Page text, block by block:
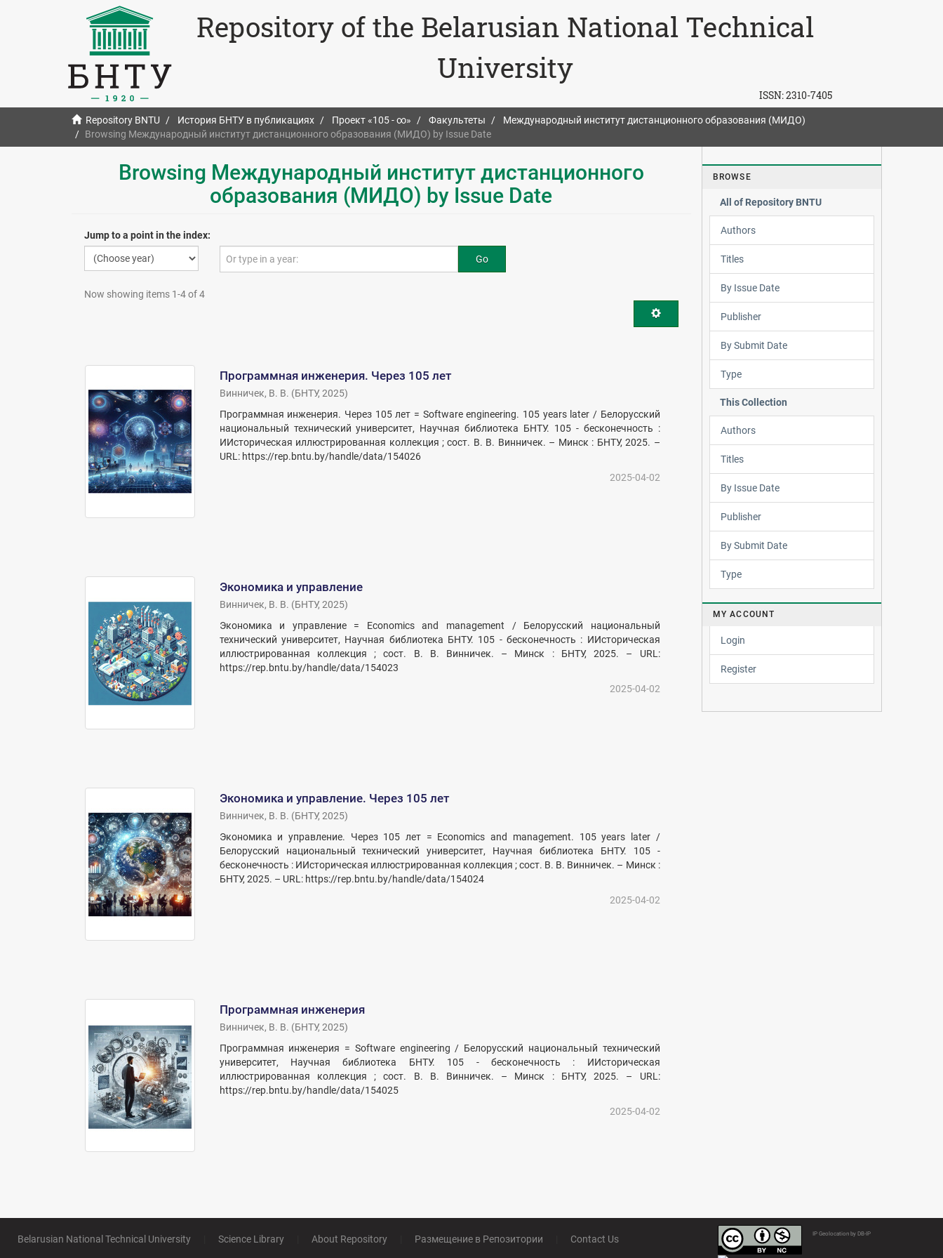
Repository of the Belarusian National Technical
University
ISSN:2310-7405
Repository BNTU История БНТУ в публикациях Проект «105 - ∞» Факультеты
Международный институт дистанционного образования (МИДО)
Browsing Международный институт дистанционного образования (МИДО) by Issue Date
Browsing Международный институт дистанционного
образования (МИДО) by Issue Date
Jump to a point in the index:
Go
Now showing items 1-4 of 4
Программная инженерия. Через 105 лет
Винничек, В. В. (БНТУ, 2025)
Программная инженерия. Через 105 лет = Software engineering. 105 years later / Белорусский
национальный технический университет, Научная библиотека БНТУ. 105 - бесконечность :
ИИсторическая иллюстрированная коллекция ; сост. В. В. Винничек. – Минск : БНТУ, 2025. –
URL: https://rep.bntu.by/handle/data/154026
2025-04-02
Экономика и управление
Винничек, В. В. (БНТУ, 2025)
Экономика и управление = Economics and management / Белорусский национальный
технический университет, Научная библиотека БНТУ. 105 - бесконечность : ИИсторическая
иллюстрированная коллекция ; сост. В. В. Винничек. – Минск : БНТУ, 2025. – URL:
https://rep.bntu.by/handle/data/154023
2025-04-02
Экономика и управление. Через 105 лет
Винничек, В. В. (БНТУ, 2025)
Экономика и управление. Через 105 лет = Economics and management. 105 years later /
Белорусский национальный технический университет, Научная библиотека БНТУ. 105 -
бесконечность : ИИсторическая иллюстрированная коллекция ; сост. В. В. Винничек. – Минск :
БНТУ, 2025. – URL: https://rep.bntu.by/handle/data/154024
2025-04-02
Программная инженерия
Винничек, В. В. (БНТУ, 2025)
Программная инженерия = Software engineering / Белорусский национальный технический
университет, Научная библиотека БНТУ. 105 - бесконечность : ИИсторическая
иллюстрированная коллекция ; сост. В. В. Винничек. – Минск : БНТУ, 2025. – URL:
https://rep.bntu.by/handle/data/154025
2025-04-02
BROWSE
All of Repository BNTU
Authors
Titles
By Issue Date
Publisher
By Submit Date
Type
This Collection
Authors
Titles
By Issue Date
Publisher
By Submit Date
Type
MY ACCOUNT
Login
Register
Belarusian National Technical University Science Library About Repository Размещение в Репозитории Contact Us IP Geolocation by DB-IP